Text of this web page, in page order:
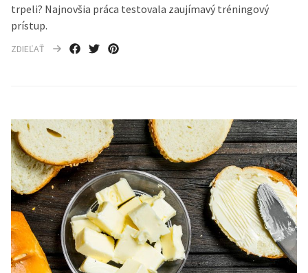
trpeli? Najnovšia práca testovala zaujímavý tréningový
prístup.
ZDIEĽAŤ